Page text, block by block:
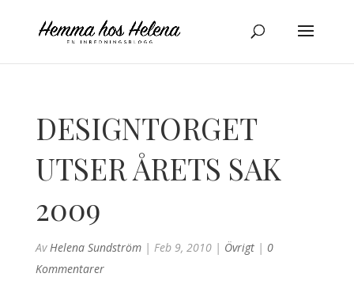
DESIGNTORGET
UTSER ÅRETS SAK
2009
AvHelena Sundström| Feb 9, 2010| Övrigt| 0
Kommentarer